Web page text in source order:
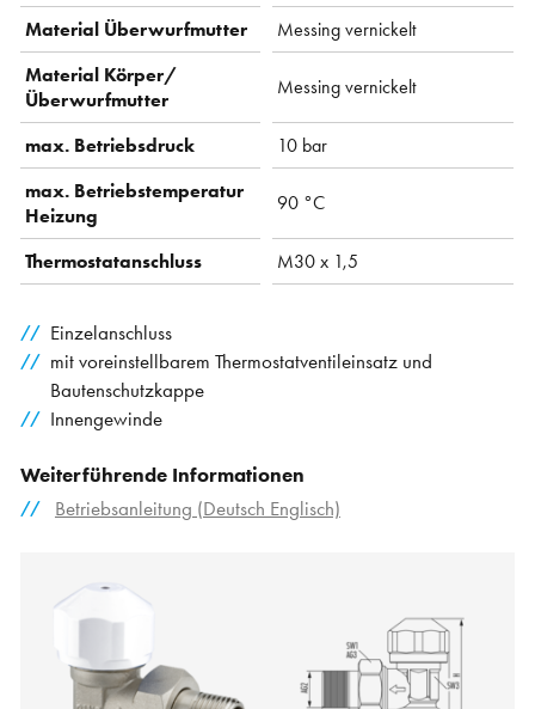
Material Überwurfmutter
Messing vernickelt
Material Körper/
Überwurfmutter
Messing vernickelt
max. Betriebsdruck
10 bar
max. Betriebstemperatur
Heizung
90 °C
Thermostatanschluss M30 x 1,5
Einzelanschluss
mit voreinstellbarem Thermostatventileinsatz und
Bautenschutzkappe
Innengewinde
Weiterführende Informationen
Betriebsanleitung (Deutsch Englisch)